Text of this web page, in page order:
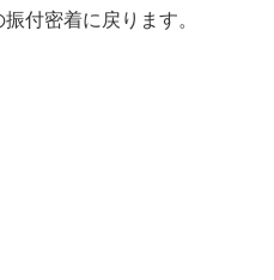
付密着に戻ります。